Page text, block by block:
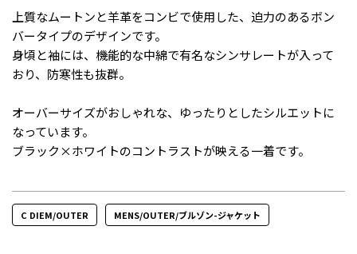
上質なムートンと羊革をコンビで使用した、迫力のあるボン
バータイプのデザインです。
身頃と袖には、機能的な中綿で有名なシンサレートが入って
おり、防寒性も抜群。
オーバーサイズがおしゃれな、ゆったりとしたシルエットに
なっています。
ブラック×ホワイトのコントラストが映える一着です。
C DIEM/OUTER MENS/OUTER/ブルゾン-ジャケット